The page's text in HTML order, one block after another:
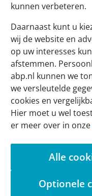
Nieuws
Voor de pers
kunnen verbeteren.
Daarnaast kunt u
wij de website en
op uw interesses
afstemmen.
abp.nl kunnen we
we versleutelde
cookies en
Hier moet u wel
er meer over in onze
Alle
Optionele